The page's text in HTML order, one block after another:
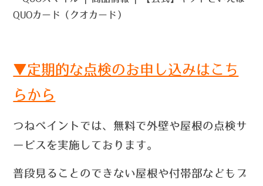
▼定期的な点検のお申し込みはこち
らから
つねペイントでは、無料で外壁や屋根の点検サ
ービスを実施しております。
普段見ることのできない屋根や付帯部などもプ